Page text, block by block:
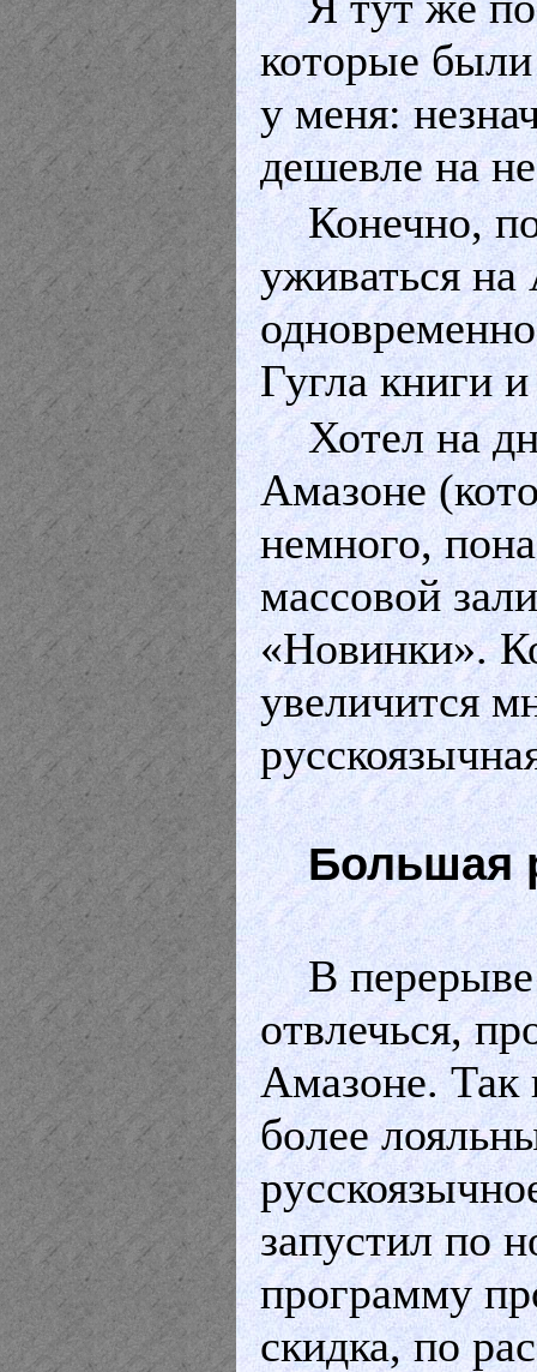
которые
у меня:
дешевле на
Конечно,
уживаться
Гугла книги
Хотел на
Амазоне
немного,
массовой
«Новинки».
увеличится
Большая
В
отвлечься,
Амазоне. Так
более
запустил по
программу
скидка, по